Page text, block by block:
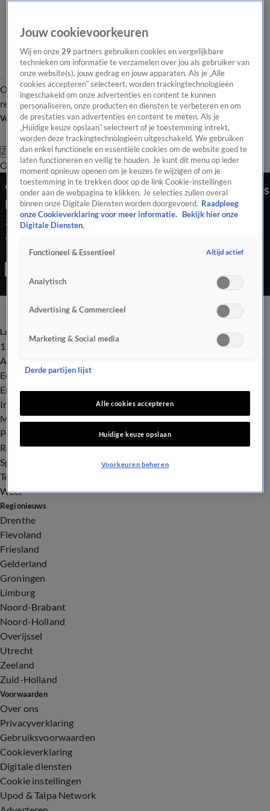
Overzicht Laatste nieuws Regionieuws Het beste van Hart
Tip de
redactie
Volg Hart van Nederland
Zoeken
OverzichtRegioUitzendingenWeerTip de redactiePanelVideo's
'Hou vol en blijf zoveel mogelijk thuis, ook tijdens
Pasen'
26 juli 2020, 21:03
'Hou vol en blijf zoveel mogelijk thuis, ook tijdens Pasen'
Laatste nieuws
112
Advies & Tips
Economie
Entertainment
Infrastructuur
Milieu en Gezondheid
Politiek
Royalty
Sport
Tech
Weer
Regionieuws
Drenthe
Flevoland
Friesland
Gelderland
Groningen
Limburg
Noord-Brabant
Noord-Holland
Overijssel
Utrecht
Zeeland
Zuid-Holland
Voorwaarden
Over ons
Privacyverklaring
Gebruiksvoorwaarden
Cookieverklaring
Digitale diensten
Cookie instellingen
Upod & Talpa Network
Jouw cookievoorkeuren
Wij en onze29 partners gebruiken cookies en vergelijkbare
technieken om informatie te verzamelen over jou als gebruiker van
onze website(s), jouw gedrag en jouw apparaten. Als je „Alle
cookies accepteren” selecteert, worden trackingtechnologieën
ingeschakeld om onze advertenties en content te kunnen
personaliseren, onze producten en diensten te verbeteren en om
de prestaties van advertenties en content te meten. Als je
„Huidige keuze opslaan” selecteert of je toestemming intrekt,
worden deze trackingtechnologieën uitgeschakeld. We gebruiken
dan enkel functionele en essentiële cookies om de website goed te
laten functioneren en veilig te houden. Je kunt dit menu op ieder
moment opnieuw openen om je keuzes te wijzigen of om je
toestemming in te trekken door op de link Cookie-instellingen
onder aan de webpagina te klikken. Je selecties zullen overal
binnen onze Digitale Diensten worden doorgevoerd. Raadpleeg
onze Cookieverklaring voor meer informatie.
Bekijk hier onze
Digitale Diensten.
Functioneel & Essentieel Altijd actief
Analytisch
Advertising & Commercieel
Marketing & Social media
Derde partijen lijst
Alle cookies accepteren
Huidige keuze opslaan
Voorkeuren beheren